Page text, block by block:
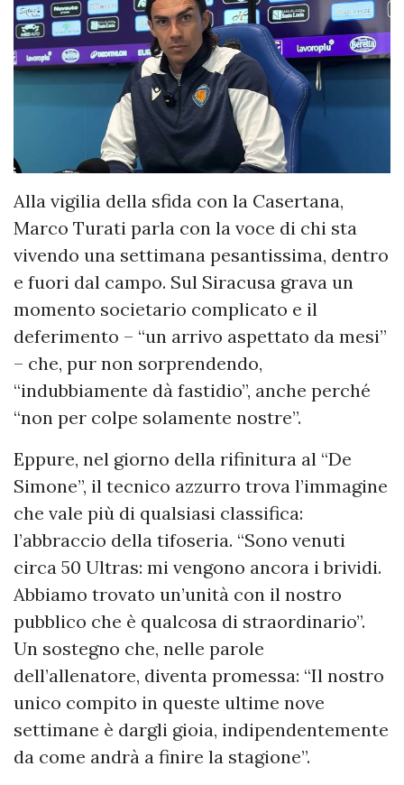
Alla vigilia della sfida con la Casertana,
Marco Turati parla con la voce di chi sta
vivendo una settimana pesantissima, dentro
e fuori dal campo. Sul Siracusa grava un
momento societario complicato e il
deferimento – “un arrivo aspettato da mesi”
– che, pur non sorprendendo,
“indubbiamente dà fastidio”, anche perché
“non per colpe solamente nostre”.
Eppure, nel giorno della rifinitura al “De
Simone”, il tecnico azzurro trova l’immagine
che vale più di qualsiasi classifica:
l’abbraccio della tifoseria. “Sono venuti
circa 50 Ultras: mi vengono ancora i brividi.
Abbiamo trovato un’unità con il nostro
pubblico che è qualcosa di straordinario”.
Un sostegno che, nelle parole
dell’allenatore, diventa promessa: “Il nostro
unico compito in queste ultime nove
settimane è dargli gioia, indipendentemente
da come andrà a finire la stagione”.